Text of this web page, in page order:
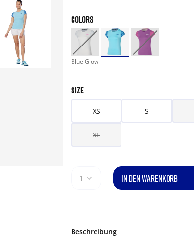
COLORS
Blue Glow
SIZE
XS S
XL
1 IN DEN WARENKORB
Beschreibung